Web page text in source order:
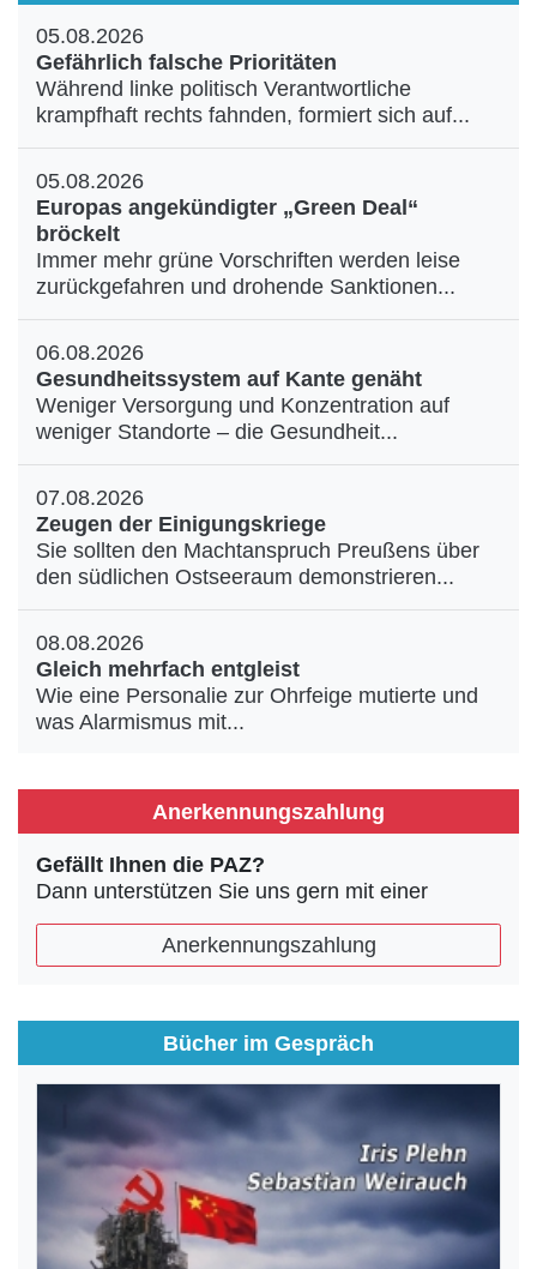
05.08.2026
Gefährlich falsche Prioritäten
Während linke politisch Verantwortliche
krampfhaft rechts fahnden, formiert sich auf...
05.08.2026
Europas angekündigter „Green Deal“
bröckelt
Immer mehr grüne Vorschriften werden leise
zurückgefahren und drohende Sanktionen...
06.08.2026
Gesundheitssystem auf Kante genäht
Weniger Versorgung und Konzentration auf
weniger Standorte – die Gesundheit...
07.08.2026
Zeugen der Einigungskriege
Sie sollten den Machtanspruch Preußens über
den südlichen Ostseeraum demonstrieren...
08.08.2026
Gleich mehrfach entgleist
Wie eine Personalie zur Ohrfeige mutierte und
was Alarmismus mit...
Anerkennungszahlung
Gefällt Ihnen die PAZ?
Dann unterstützen Sie uns gern mit einer
Anerkennungszahlung
Bücher im Gespräch